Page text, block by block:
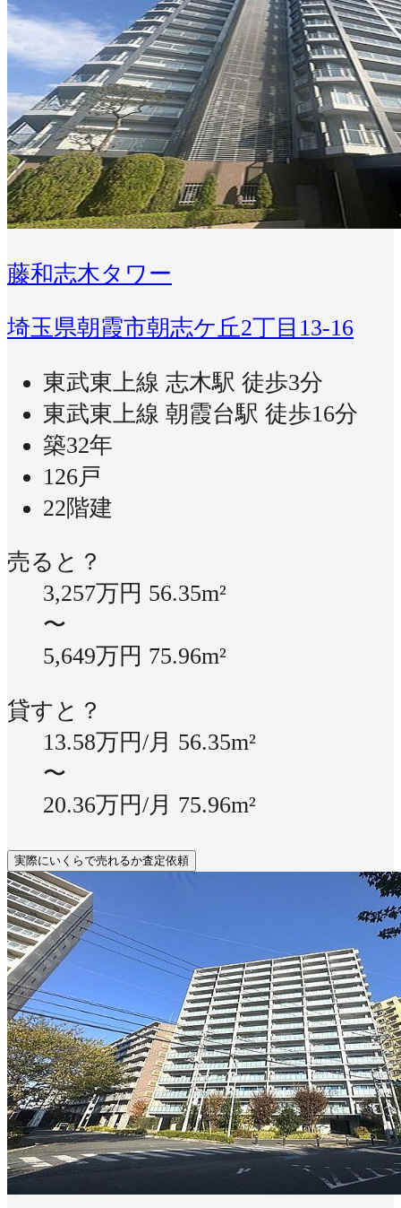
藤和志木タワー
埼玉県朝霞市朝志ケ丘2丁目13-16
東武東上線 志木駅 徒歩3分
東武東上線 朝霞台駅 徒歩16分
築32年
126戸
22階建
売ると？
3,257万円 56.35m²
〜
5,649万円 75.96m²
貸すと？
13.58万円/月 56.35m²
〜
20.36万円/月 75.96m²
実際にいくらで売れるか査定依頼